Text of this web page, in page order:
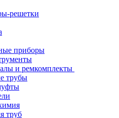
решетки
приборы
и ремкомплекты
трубы
труб